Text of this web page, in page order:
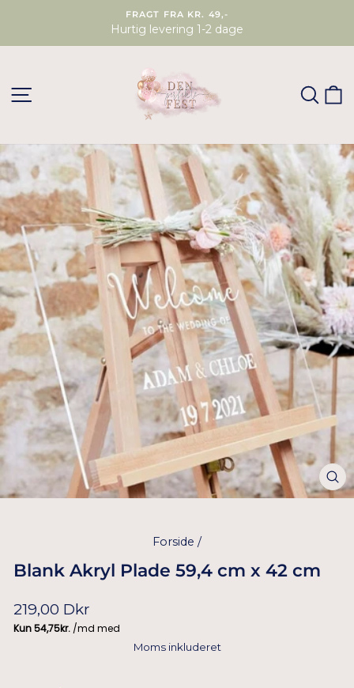
FRAGT FRA KR. 49,-
Hurtig levering 1-2 dage
SØG
Forside /
Blank Akryl Plade 59,4 cm x 42 cm
Normal
pris
219,00 Dkr
Moms inkluderet